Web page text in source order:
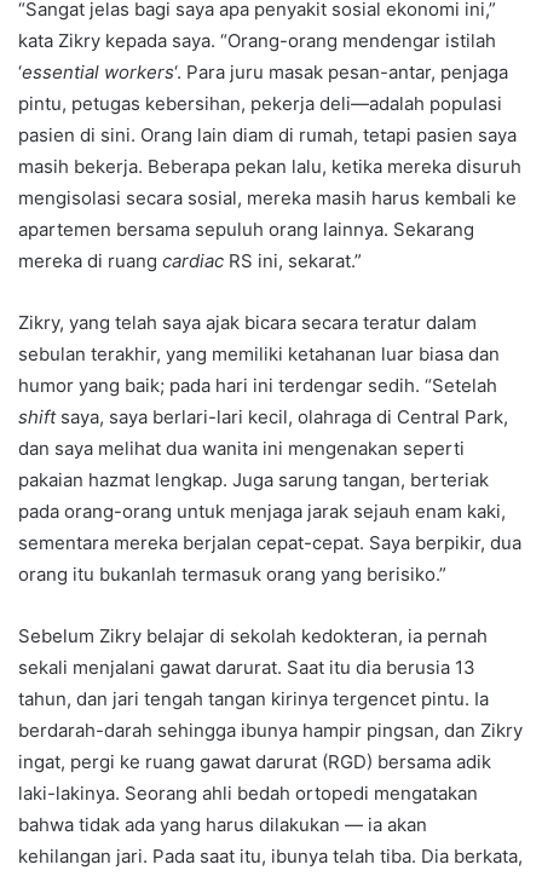
“Sangat jelas bagi saya apa penyakit sosial ekonomi ini,”
kata Zikry kepada saya. “Orang-orang mendengar istilah
‘essential workers‘. Para juru masak pesan-antar, penjaga
pintu, petugas kebersihan, pekerja deli—adalah populasi
pasien di sini. Orang lain diam di rumah, tetapi pasien saya
masih bekerja. Beberapa pekan lalu, ketika mereka disuruh
mengisolasi secara sosial, mereka masih harus kembali ke
apartemen bersama sepuluh orang lainnya. Sekarang
mereka di ruang cardiac RS ini, sekarat.”
Zikry, yang telah saya ajak bicara secara teratur dalam
sebulan terakhir, yang memiliki ketahanan luar biasa dan
humor yang baik; pada hari ini terdengar sedih. “Setelah
shiftsaya, saya berlari-lari kecil, olahraga di Central Park,
dan saya melihat dua wanita ini mengenakan seperti
pakaian hazmat lengkap. Juga sarung tangan, berteriak
pada orang-orang untuk menjaga jarak sejauh enam kaki,
sementara mereka berjalan cepat-cepat. Saya berpikir, dua
orang itu bukanlah termasuk orang yang berisiko.”
Sebelum Zikry belajar di sekolah kedokteran, ia pernah
sekali menjalani gawat darurat. Saat itu dia berusia 13
tahun, dan jari tengah tangan kirinya tergencet pintu. Ia
berdarah-darah sehingga ibunya hampir pingsan, dan Zikry
ingat, pergi ke ruang gawat darurat (RGD) bersama adik
laki-lakinya. Seorang ahli bedah ortopedi mengatakan
bahwa tidak ada yang harus dilakukan — ia akan
kehilangan jari. Pada saat itu, ibunya telah tiba. Dia berkata,